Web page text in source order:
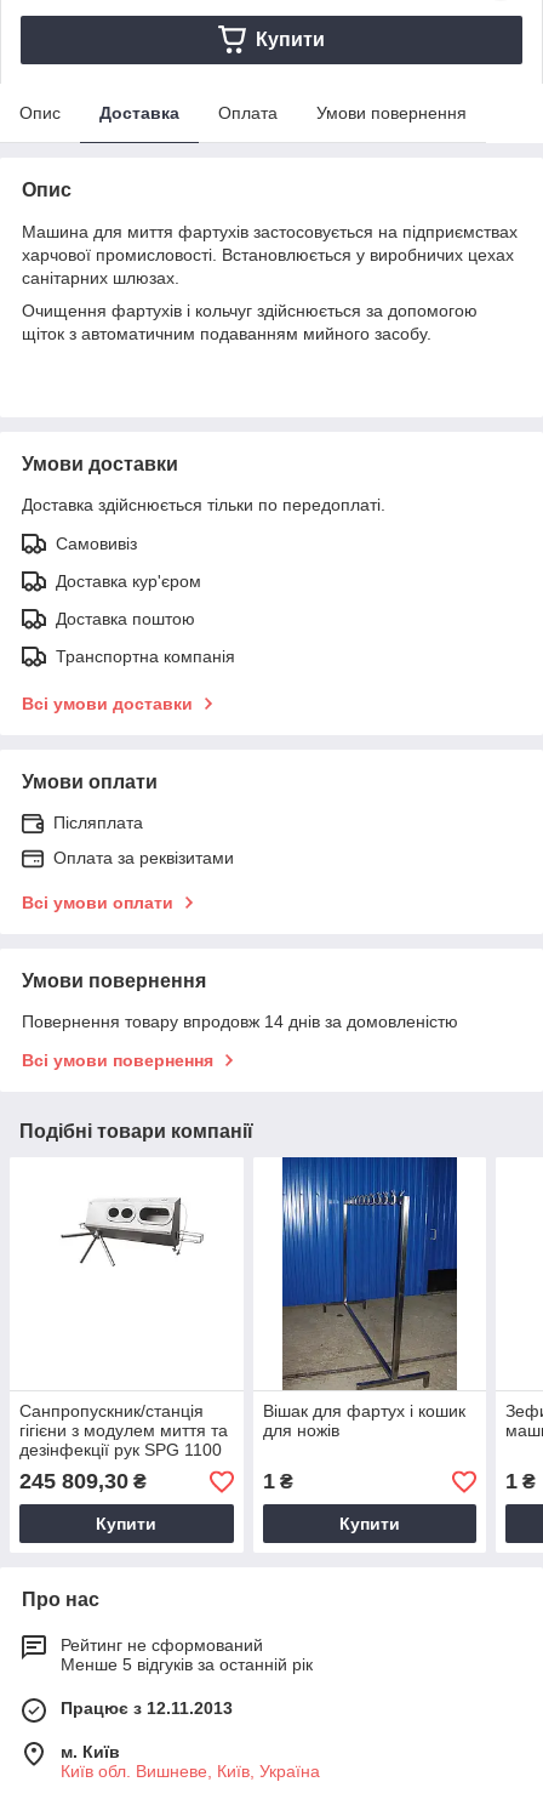
Купити
Опис Доставка Оплата Умови повернення
Опис
Машина для миття фартухів застосовується на підприємствах
харчової промисловості. Встановлюється у виробничих цехах
санітарних шлюзах.
Очищення фартухів і кольчуг здійснюється за допомогою
щіток з автоматичним подаванням мийного засобу.
Умови доставки
Доставка здійснюється тільки по передоплаті.
Самовивіз
Доставка кур'єром
Доставка поштою
Транспортна компанія
Всі умови доставки
Умови оплати
Післяплата
Оплата за реквізитами
Всі умови оплати
Умови повернення
Повернення товару впродовж 14 днів за домовленістю
Всі умови повернення
Подібні товари компанії
Санпропускник/станція
гігієни з модулем миття та
дезінфекції рук SPG 1100
R
245 809,30 ₴
Купити
Вішак для фартух і кошик
для ножів
1₴
Купити
1 ₴
Про нас
Рейтинг не сформований
Менше 5 відгуків за останній рік
Працює з 12.11.2013
м. Київ
Київ обл. Вишневе, Київ, Україна